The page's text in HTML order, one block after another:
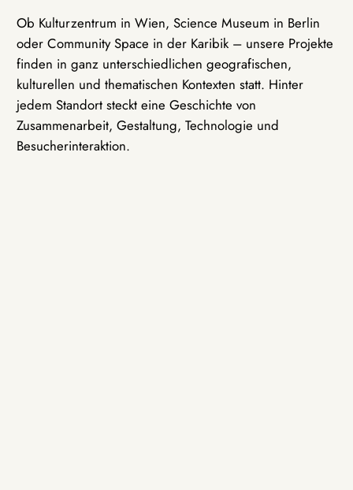
Ob Kulturzentrum in Wien, Science Museum in Berlin
oder Community Space in der Karibik – unsere Projekte
finden in ganz unterschiedlichen geografischen,
kulturellen und thematischen Kontexten statt. Hinter
jedem Standort steckt eine Geschichte von
Zusammenarbeit, Gestaltung, Technologie und
Besucherinteraktion.